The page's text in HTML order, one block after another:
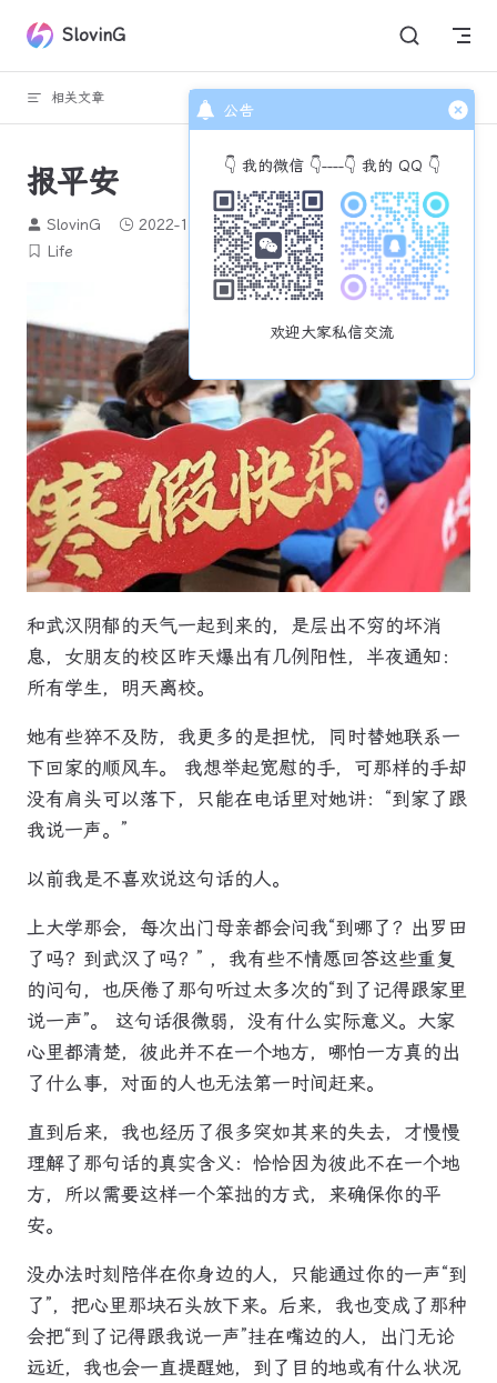
公告
👇 我的微信 👇----👇 我的 QQ 👇
欢迎大家私信交流
Skip to content
SlovinG
相关文章 回到顶部
报平安
SlovinG 2022-12-05 784 个字
4 分钟
Life
和武汉阴郁的天气一起到来的，是层出不穷的坏消
息，女朋友的校区昨天爆出有几例阳性，半夜通知：
所有学生，明天离校。
她有些猝不及防，我更多的是担忧，同时替她联系一
下回家的顺风车。 我想举起宽慰的手，可那样的手却
没有肩头可以落下，只能在电话里对她讲：“到家了跟
我说一声。”
以前我是不喜欢说这句话的人。
上大学那会，每次出门母亲都会问我“到哪了？出罗田
了吗？到武汉了吗？” ，我有些不情愿回答这些重复
的问句，也厌倦了那句听过太多次的“到了记得跟家里
说一声”。 这句话很微弱，没有什么实际意义。大家
心里都清楚，彼此并不在一个地方，哪怕一方真的出
了什么事，对面的人也无法第一时间赶来。
直到后来，我也经历了很多突如其来的失去，才慢慢
理解了那句话的真实含义：恰恰因为彼此不在一个地
方，所以需要这样一个笨拙的方式，来确保你的平
安。
没办法时刻陪伴在你身边的人，只能通过你的一声“到
了”，把心里那块石头放下来。后来，我也变成了那种
会把“到了记得跟我说一声”挂在嘴边的人，出门无论
远近，我也会一直提醒她，到了目的地或有什么状况